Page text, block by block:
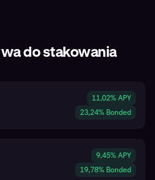
do stakowania
11,02% APY
23,24% Bonded
9,45% APY
19,78% Bonded